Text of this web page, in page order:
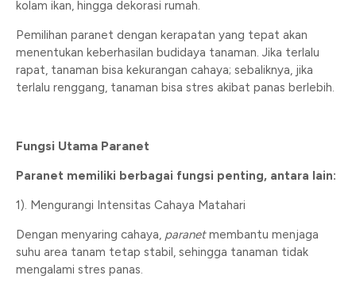
kolam ikan, hingga dekorasi rumah.
Pemilihan paranet dengan kerapatan yang tepat akan
menentukan keberhasilan budidaya tanaman. Jika terlalu
rapat, tanaman bisa kekurangan cahaya; sebaliknya, jika
terlalu renggang, tanaman bisa stres akibat panas berlebih.
Fungsi Utama Paranet
Paranet memiliki berbagai fungsi penting, antara lain:
1). Mengurangi Intensitas Cahaya Matahari
Dengan menyaring cahaya, paranetmembantu menjaga
suhu area tanam tetap stabil, sehingga tanaman tidak
mengalami stres panas.